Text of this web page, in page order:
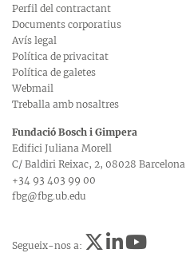
Perfil del contractant
Documents corporatius
Avís legal
Política de privacitat
Política de galetes
Webmail
Treballa amb nosaltres
Fundació Bosch i Gimpera
Edifici Juliana Morell
C/ Baldiri Reixac, 2, 08028 Barcelona
+34 93 403 99 00
fbg@fbg.ub.edu
Segueix-nos a: